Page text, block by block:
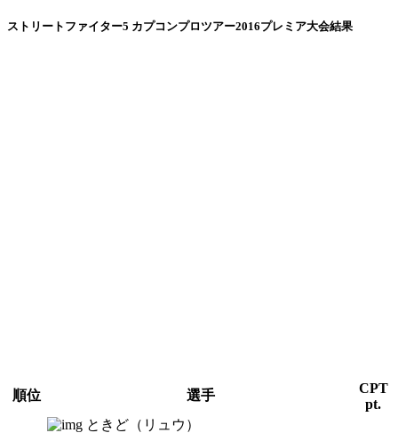
ストリートファイター5 カプコンプロツアー2016プレミア大会結果
順位 選手
CPT
pt.
ときど（リュウ）